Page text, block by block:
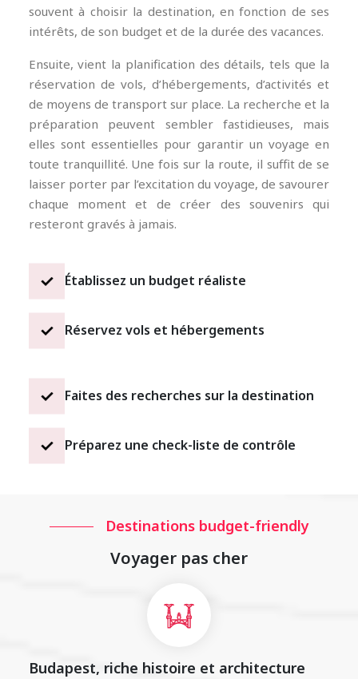
souvent à choisir la destination, en fonction de ses
intérêts, de son budget et de la durée des vacances.
Ensuite, vient la planification des détails, tels que la
réservation de vols, d’hébergements, d’activités et
de moyens de transport sur place. La recherche et la
préparation peuvent sembler fastidieuses, mais
elles sont essentielles pour garantir un voyage en
toute tranquillité. Une fois sur la route, il suffit de se
laisser porter par l’excitation du voyage, de savourer
chaque moment et de créer des souvenirs qui
resteront gravés à jamais.
Établissez un budget réaliste
Réservez vols et hébergements
Faites des recherches sur la destination
Préparez une check-liste de contrôle
Destinations budget-friendly
Voyager pas cher
Budapest, riche histoire et architecture